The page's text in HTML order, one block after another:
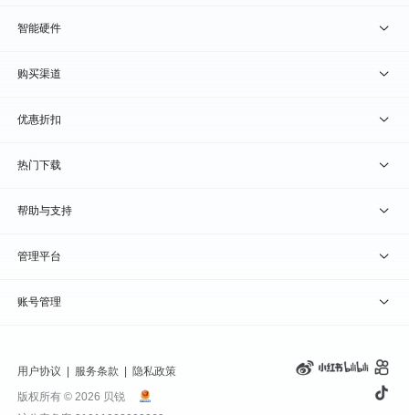
贝锐向日葵 · 远程控制
贝锐蒲公英 · 异地组网
贝锐花生壳 · 动态域名
贝锐洋葱头 · 协作无间
智能硬件
贝锐向日葵硬件
贝锐蒲公英硬件
贝锐花生壳硬件
购买渠道
天猫旗舰店
京东旗舰店
优惠折扣
兑换码通道
教育公益折扣
热门下载
贝锐向日葵客户端
贝锐蒲公英客户端
贝锐花生壳客户端
帮助与支持
我要建议
我要投诉
钻石VIP
管理平台
贝锐向日葵管理
贝锐花生壳管理
账号管理
账号信息
用户协议 | 服务条款 |隐私政策
版权所有 © 2026 贝锐